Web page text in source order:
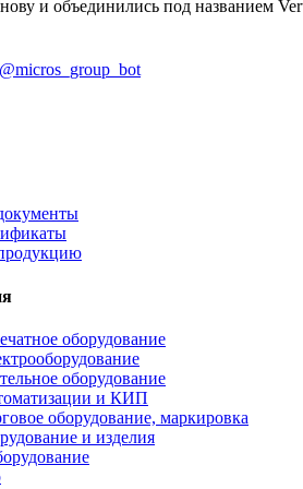
и объединились под названием
@micros_group_bot
оборудование
оборудование
и КИП
оборудование, маркировка
и изделия